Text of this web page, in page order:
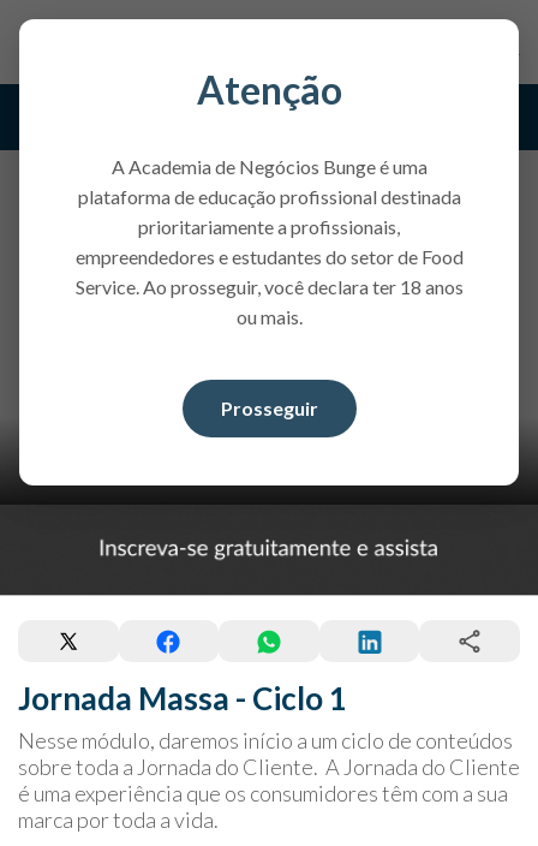
Atenção
A Academia de Negócios Bunge é uma
plataforma de educação profissional destinada
prioritariamente a profissionais,
empreendedores e estudantes do setor de Food
Service. Ao prosseguir, você declara ter 18 anos
ou mais.
Prosseguir
Gestão do Negócio
Jornada Massa - Ciclo 1
Nesse módulo, daremos início a um ciclo de conteúdos
sobre toda a Jornada do Cliente. A Jornada do Cliente
é uma experiência que os consumidores têm com a sua
marca por toda a vida.